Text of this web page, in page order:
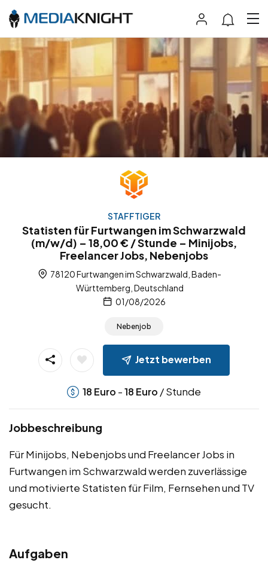
STAFFTIGER
Statisten für Furtwangen im Schwarzwald
(m/w/d) – 18,00 € / Stunde – Minijobs,
Freelancer Jobs, Nebenjobs
78120 Furtwangen im Schwarzwald, Baden-
Württemberg, Deutschland
01/08/2026
Nebenjob
Jetzt bewerben
18 Euro -18 Euro / Stunde
Jobbeschreibung
Für Minijobs, Nebenjobs und Freelancer Jobs in
Furtwangen im Schwarzwald werden zuverlässige
und motivierte Statisten für Film, Fernsehen und TV
gesucht.
Aufgaben